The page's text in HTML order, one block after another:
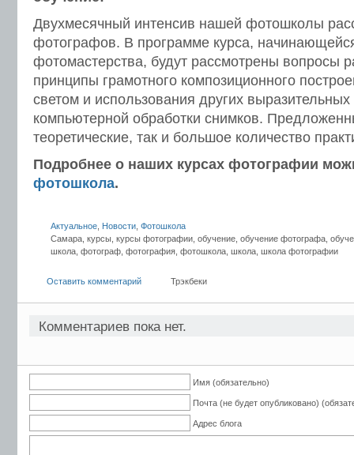
Двухмесячный интенсив нашей фотошколы
фотографов. В программе курса,
фотомастерства, будут рассмотрены вопросы
принципы грамотного композиционного
светом и использования других
компьютерной обработки снимков.
теоретические, так и большое количество
Подробнее о наших курсах фотографии
фотошкола.
Актуальное Новости Фотошкола
Самара, курсы, курсы фотографии, обучение, обучение фотографа,
школа, фотограф, фотография, фотошкола, школа, школа фотографии
Оставить комментарий Трэкбеки
Комментариев пока нет.
Имя (обязательно)
Почта (не будет опубликовано)
Адрес блога